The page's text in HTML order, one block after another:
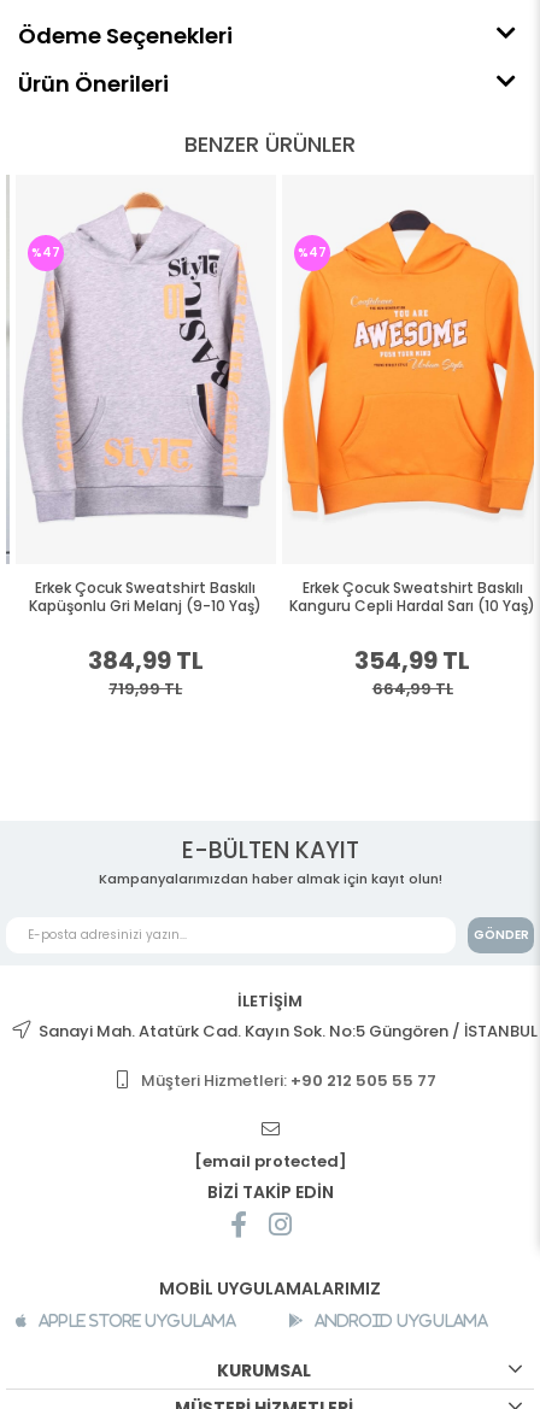
Ödeme Seçenekleri
Ürün Önerileri
BENZER ÜRÜNLER
Erkek Çocuk Sweatshirt Baskılı
Kapüşonlu Gri Melanj (9-10 Yaş)
384,99 TL
719,99 TL
%47
Erkek Çocuk Sweatshirt Baskılı
Kanguru Cepli Hardal Sarı (10 Yaş)
354,99 TL
664,99 TL
%47
E-BÜLTEN KAYIT
Kampanyalarımızdan haber almak için kayıt olun!
GÖNDER
İLETİŞİM
Sanayi Mah. Atatürk Cad. Kayın Sok. No:5 Güngören / İSTANBUL
Müşteri Hizmetleri: +90 212 505 55 77
[email protected]
BİZİ TAKİP EDİN
MOBİL UYGULAMALARIMIZ
Apple Store Uygulama Android Uygulama
KURUMSAL